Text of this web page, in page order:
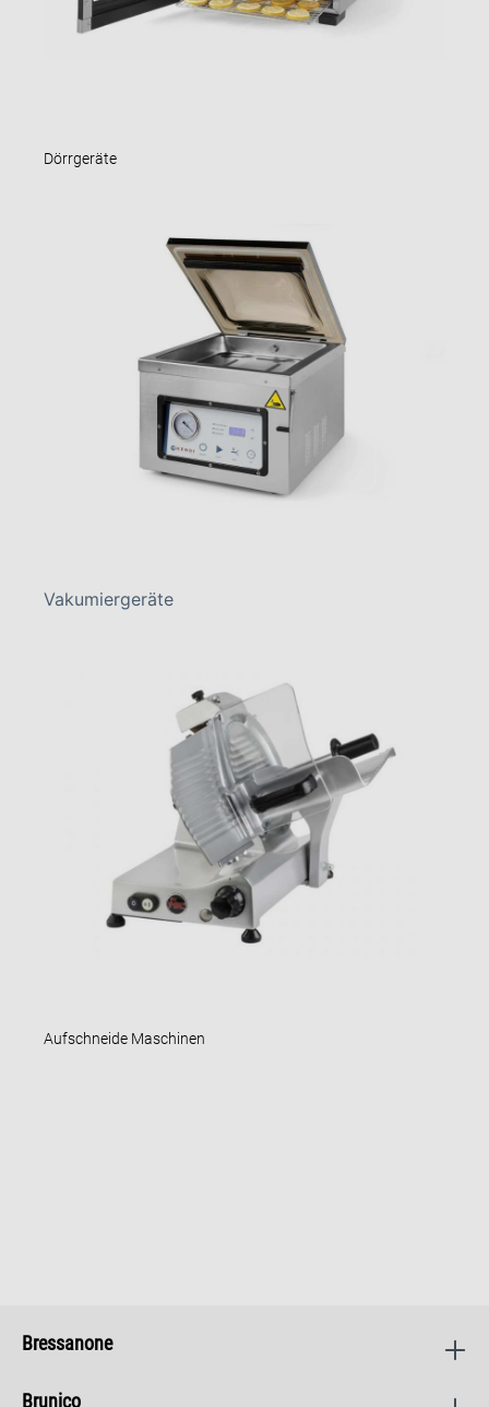
Dörrgeräte
Vakumiergeräte
Aufschneide Maschinen
Bressanone
Brunico